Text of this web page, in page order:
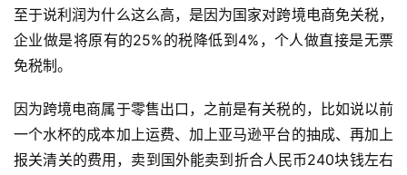
至于说利润为什么这么高，是因为国家对跨境电商免关税，
企业做是将原有的25%的税降低到4%，个人做直接是无票
免税制。
因为跨境电商属于零售出口，之前是有关税的，比如说以前
一个水杯的成本加上运费、加上亚马逊平台的抽成、再加上
报关清关的费用，卖到国外能卖到折合人民币240块钱左右